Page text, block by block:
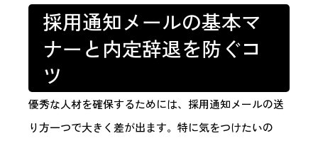
採用通知メールの基本マ
ナーと内定辞退を防ぐコ
ツ
優秀な人材を確保するためには、採用通知メールの送
り方一つで大きく差が出ます。特に気をつけたいの